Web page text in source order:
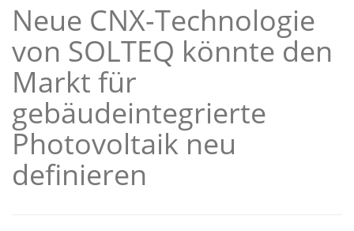
Neue CNX-Technologie
von SOLTEQ könnte den
Markt für
gebäudeintegrierte
Photovoltaik neu
definieren